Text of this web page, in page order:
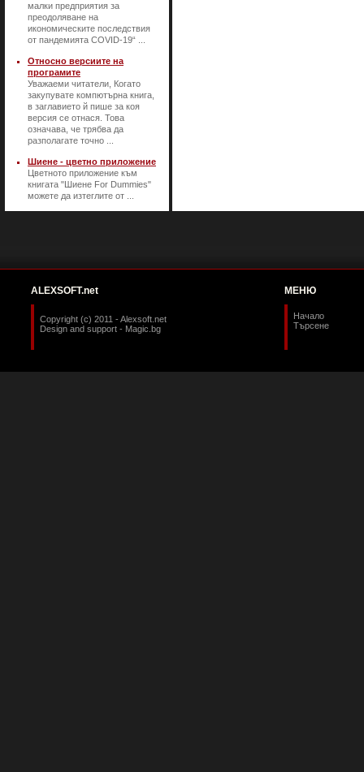
малки предприятия за
преодоляване на
икономическите последствия
от пандемията COVID-19“ ...
Относно версиите на
програмите
Уважаеми читатели, Когато
закупувате компютърна книга,
в заглавието й пише за коя
версия се отнася. Това
означава, че трябва да
разполагате точно ...
Шиене - цветно приложение
Цветното приложение към
книгата "Шиене For Dummies"
можете да изтеглите от ...
ALEXSOFT.net
Copyright (c) 2011 - Alexsoft.net
Design and support - Magic.bg
МЕНЮ
Начало
Търсене